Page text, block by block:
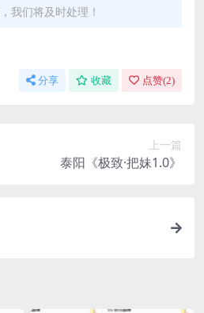
我们将及时处理！
分享 收藏 点赞(2)
上一篇
泰阳《极致·把妹1.0》